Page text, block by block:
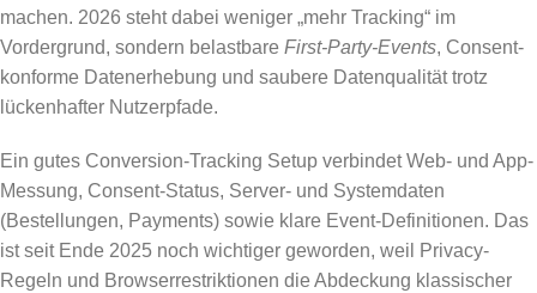
machen. 2026 steht dabei weniger „mehr Tracking“ im
Vordergrund, sondern belastbare First-Party-Events, Consent-
konforme Datenerhebung und saubere Datenqualität trotz
lückenhafter Nutzerpfade.
Ein gutes Conversion-Tracking Setup verbindet Web- und App-
Messung, Consent-Status, Server- und Systemdaten
(Bestellungen, Payments) sowie klare Event-Definitionen. Das
ist seit Ende 2025 noch wichtiger geworden, weil Privacy-
Regeln und Browserrestriktionen die Abdeckung klassischer